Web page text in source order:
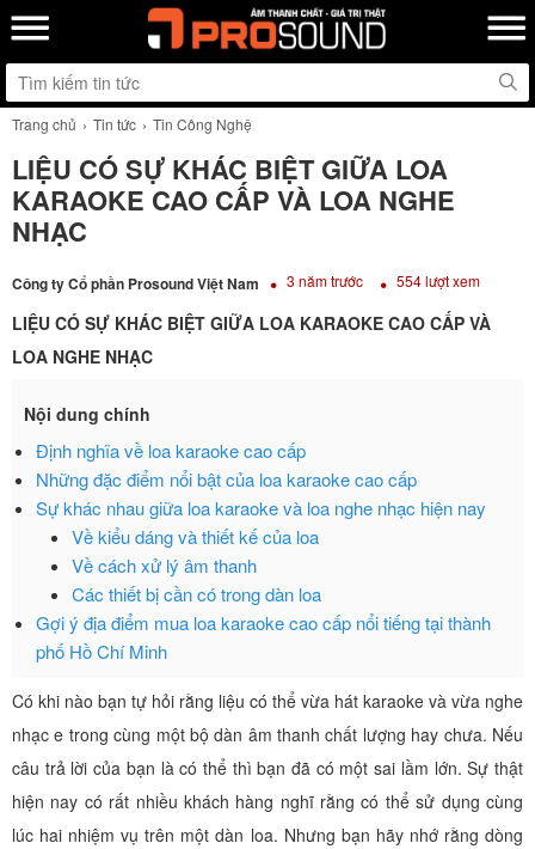
Trang chủ Tin tức Tin Công Nghệ
LIỆU CÓ SỰ KHÁC BIỆT GIỮA LOA
KARAOKE CAO CẤP VÀ LOA NGHE
NHẠC
Công ty Cổ phần Prosound Việt Nam 3 năm trước 554 lượt xem
LIỆU CÓ SỰ KHÁC BIỆT GIỮA LOA KARAOKE CAO CẤP VÀ
LOA NGHE NHẠC
Nội dung chính
Định nghĩa về loa karaoke cao cấp
Những đặc điểm nổi bật của loa karaoke cao cấp
Sự khác nhau giữa loa karaoke và loa nghe nhạc hiện nay
Về kiểu dáng và thiết kế của loa
Về cách xử lý âm thanh
Các thiết bị cần có trong dàn loa
Gợi ý địa điểm mua loa karaoke cao cấp nổi tiếng tại thành
phố Hồ Chí Minh
Có khi nào bạn tự hỏi rằng liệu có thể vừa hát karaoke và vừa nghe
nhạc e trong cùng một bộ dàn âm thanh chất lượng hay chưa. Nếu
câu trả lời của bạn là có thể thì bạn đã có một sai lầm lớn. Sự thật
hiện nay có rất nhiều khách hàng nghĩ rằng có thể sử dụng cùng
lúc hai nhiệm vụ trên một dàn loa. Nhưng bạn hãy nhớ rằng dòng